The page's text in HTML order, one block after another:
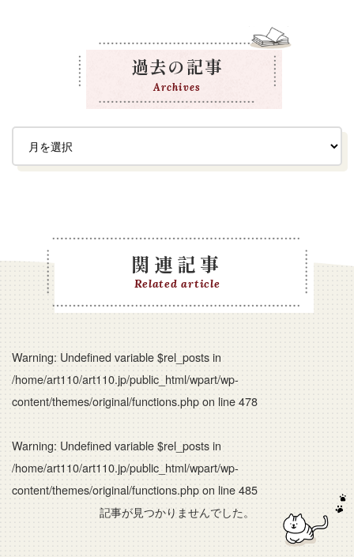
過去の記事
Archives
関連記事
Related article
Warning: Undefined variable $rel_posts in
/home/art110/art110.jp/public_html/wpart/wp-
content/themes/original/functions.phpon line478
Warning: Undefined variable $rel_posts in
/home/art110/art110.jp/public_html/wpart/wp-
content/themes/original/functions.phpon line485
記事が見つかりませんでした。